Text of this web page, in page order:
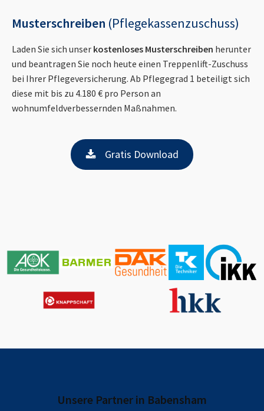
Musterschreiben (Pflegekassenzuschuss)
Laden Sie sich unser kostenloses Musterschreiben herunter
und beantragen Sie noch heute einen Treppenlift-Zuschuss
bei Ihrer Pflegeversicherung. Ab Pflegegrad 1 beteiligt sich
diese mit bis zu 4.180 € pro Person an
wohnumfeldverbessernden Maßnahmen.
Gratis Download
Unsere Partner in Babensham